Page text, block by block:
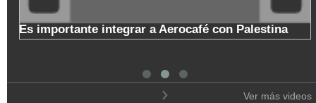
Es importante integrar a Aerocafé con Palestina
Ver más videos